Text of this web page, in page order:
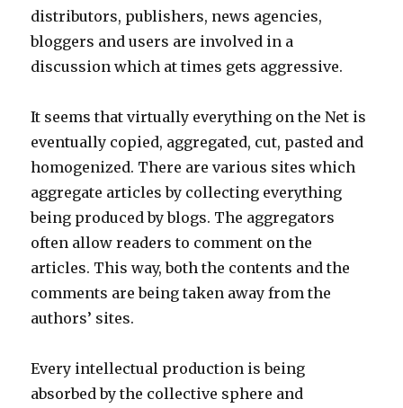
distributors, publishers, news agencies,
bloggers and users are involved in a
discussion which at times gets aggressive.
It seems that virtually everything on the Net is
eventually copied, aggregated, cut, pasted and
homogenized. There are various sites which
aggregate articles by collecting everything
being produced by blogs. The aggregators
often allow readers to comment on the
articles. This way, both the contents and the
comments are being taken away from the
authors’ sites.
Every intellectual production is being
absorbed by the collective sphere and